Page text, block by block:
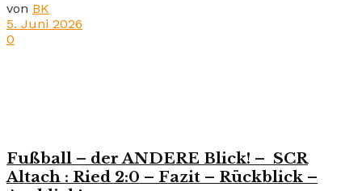
von BK
5. Juni 2026
0
Fußball – der ANDERE Blick! – SCR
Altach : Ried 2:0 – Fazit – Rückblick –